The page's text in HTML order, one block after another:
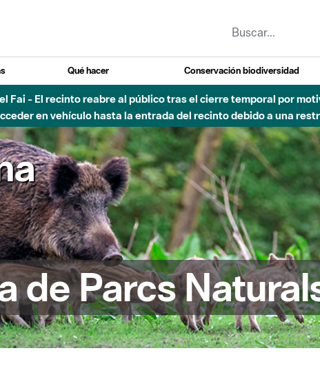
Qué hacer Conservación biodiversidad
Fai - El recinto reabre al público tras el cierre temporal por
en vehículo hasta la entrada del recinto debido a una
de Parcs